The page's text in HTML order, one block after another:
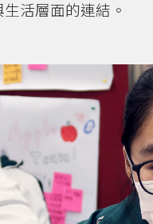
活層面的連結。